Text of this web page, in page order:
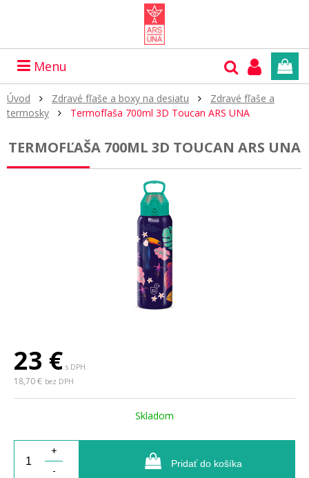
Menu
Úvod Zdravé fľaše a boxy na desiatu
Zdravé fľaše a
termosky
Termofľaša 700ml 3D Toucan ARS UNA
TERMOFĽAŠA 700ML 3D TOUCAN ARS UNA
23 € s DPH
18,70 € bez DPH
Skladom
+
-
Pridať do košíka